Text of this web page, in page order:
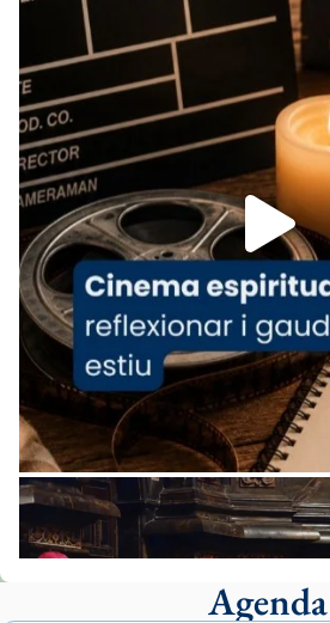
View on Facebook Share
Arquebisbat de
de Barcelona.
1 week ago
Aquest dilluns, 27 de juliol,
missa d’acció de gràcies
comitè organitzador de la
del Sant Pare Lleó XIV a
col·laboradors, a la
L’arquebisbe de Barcelona,
Josep Omella, ha presidit la
concelebrat el bisbe
Mons. David Abadías.
📸 Dr. G. Simón
Foto
View on Facebook Share
Arquebisbat deAgenda